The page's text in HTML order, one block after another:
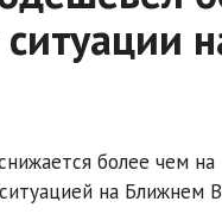
более чем
на Ближнем